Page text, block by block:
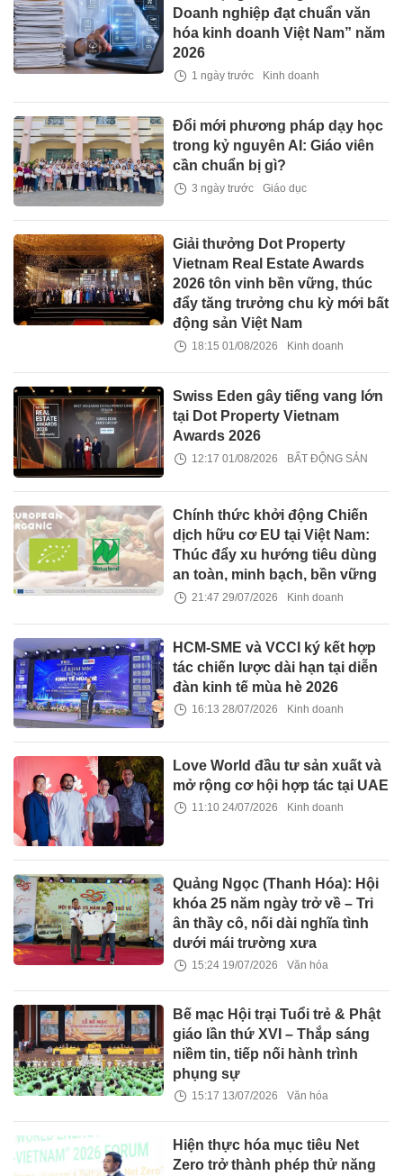
Doanh nghiệp đạt chuẩn văn
hóa kinh doanh Việt Nam” năm
2026
1 ngày trước Kinh doanh
Đổi mới phương pháp dạy học
trong kỷ nguyên AI: Giáo viên
cần chuẩn bị gì?
3 ngày trước Giáo dục
Giải thưởng Dot Property
Vietnam Real Estate Awards
2026 tôn vinh bền vững, thúc
đẩy tăng trưởng chu kỳ mới bất
động sản Việt Nam
18:15 01/08/2026 Kinh doanh
Swiss Eden gây tiếng vang lớn
tại Dot Property Vietnam
Awards 2026
12:17 01/08/2026 BẤT ĐỘNG SẢN
Chính thức khởi động Chiến
dịch hữu cơ EU tại Việt Nam:
Thúc đẩy xu hướng tiêu dùng
an toàn, minh bạch, bền vững
21:47 29/07/2026 Kinh doanh
HCM-SME và VCCI ký kết hợp
tác chiến lược dài hạn tại diễn
đàn kinh tế mùa hè 2026
16:13 28/07/2026 Kinh doanh
Love World đầu tư sản xuất và
mở rộng cơ hội hợp tác tại UAE
11:10 24/07/2026 Kinh doanh
Quảng Ngọc (Thanh Hóa): Hội
khóa 25 năm ngày trở về – Tri
ân thầy cô, nối dài nghĩa tình
dưới mái trường xưa
15:24 19/07/2026 Văn hóa
Bế mạc Hội trại Tuổi trẻ & Phật
giáo lần thứ XVI – Thắp sáng
niềm tin, tiếp nối hành trình
phụng sự
15:17 13/07/2026 Văn hóa
Hiện thực hóa mục tiêu Net
Zero trở thành phép thử năng